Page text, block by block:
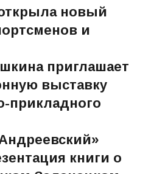
лыжная база
новый
и
приглашает
выставку
прикладного